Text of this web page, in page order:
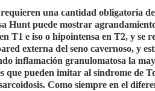
una cantidad obligatoria
Hunt puede mostrar
T1 e iso o hipointensa en T2, y se
externa del seno cavernoso, y
inflamación granulomatosa la
que pueden imitar al síndrome de
Como siempre en el